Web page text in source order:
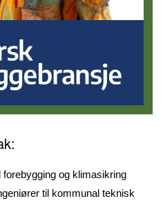
og klimasikring
til kommunal teknisk